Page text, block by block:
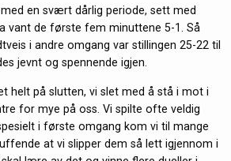
en svært dårlig periode, sett med
vant de første fem minuttene 5-1. Så
i andre omgang var stillingen 25-22 til
jevnt og spennende igjen.
helt på slutten, vi slet med å stå i mot i
for mye på oss. Vi spilte ofte veldig
i første omgang kom vi til mange
at vi slipper dem så lett igjennom i